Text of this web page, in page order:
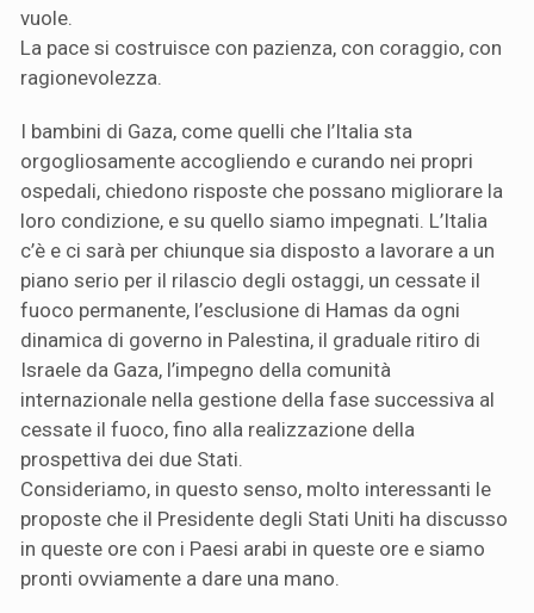
vuole.
La pace si costruisce con pazienza, con coraggio, con
ragionevolezza.
I bambini di Gaza, come quelli che l’Italia sta
orgogliosamente accogliendo e curando nei propri
ospedali, chiedono risposte che possano migliorare la
loro condizione, e su quello siamo impegnati. L’Italia
c’è e ci sarà per chiunque sia disposto a lavorare a un
piano serio per il rilascio degli ostaggi, un cessate il
fuoco permanente, l’esclusione di Hamas da ogni
dinamica di governo in Palestina, il graduale ritiro di
Israele da Gaza, l’impegno della comunità
internazionale nella gestione della fase successiva al
cessate il fuoco, fino alla realizzazione della
prospettiva dei due Stati.
Consideriamo, in questo senso, molto interessanti le
proposte che il Presidente degli Stati Uniti ha discusso
in queste ore con i Paesi arabi in queste ore e siamo
pronti ovviamente a dare una mano.